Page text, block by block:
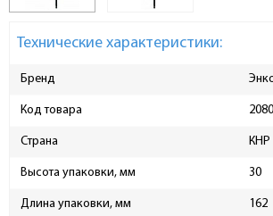
Технические характеристики:
Бренд
Код товара
Страна КНР
Высота упаковки, мм 30
Длина упаковки, мм 162